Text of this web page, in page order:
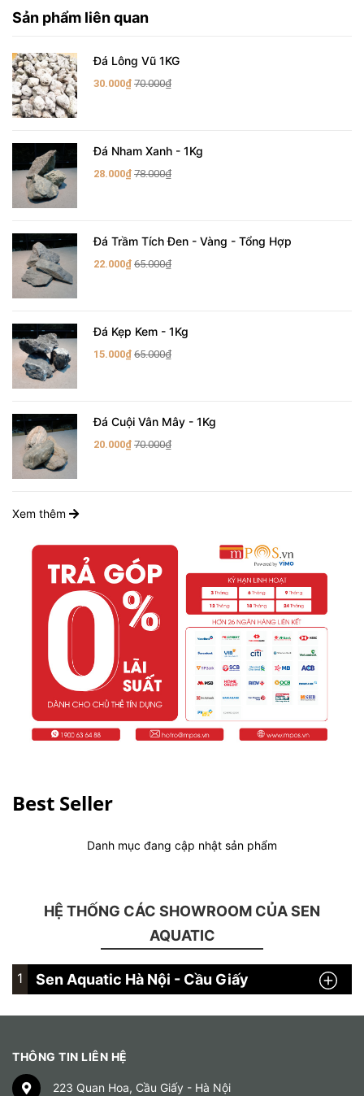
Sản phẩm liên quan
Đá Lông Vũ 1KG
30.000₫ 70.000₫
Đá Nham Xanh - 1Kg
28.000₫ 78.000₫
Đá Trầm Tích Đen - Vàng - Tổng Hợp
22.000₫ 65.000₫
Đá Kẹp Kem - 1Kg
15.000₫ 65.000₫
Đá Cuội Vân Mây - 1Kg
20.000₫ 70.000₫
Xem thêm
Best Seller
Danh mục đang cập nhật sản phẩm
HỆ THỐNG CÁC SHOWROOM CỦA SEN
AQUATIC
1 Sen Aquatic Hà Nội - Cầu Giấy
THÔNG TIN LIÊN HỆ
223 Quan Hoa, Cầu Giấy - Hà Nội